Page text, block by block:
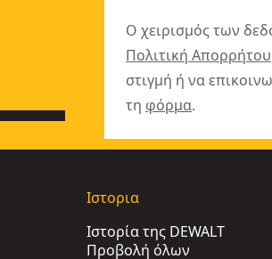
Ο χειρισμός των
Πολιτική Απορρήτου
στιγμή ή να
τη φόρμα.
Ιστορια
Ιστορία της DEWALT
Προβολή όλων